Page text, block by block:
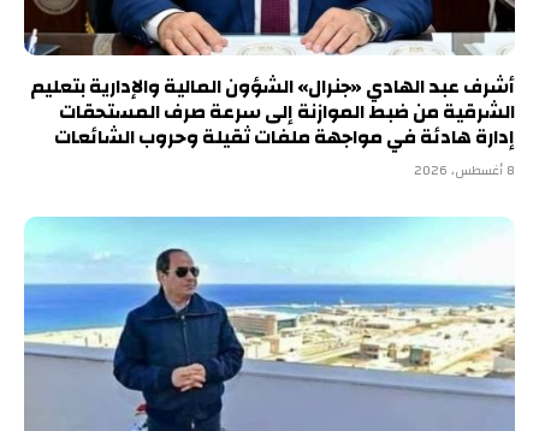
أشرف عبد الهادي «جنرال» الشؤون المالية والإدارية بتعليم
الشرقية من ضبط الموازنة إلى سرعة صرف المستحقات
إدارة هادئة في مواجهة ملفات ثقيلة وحروب الشائعات
8 أغسطس، 2026